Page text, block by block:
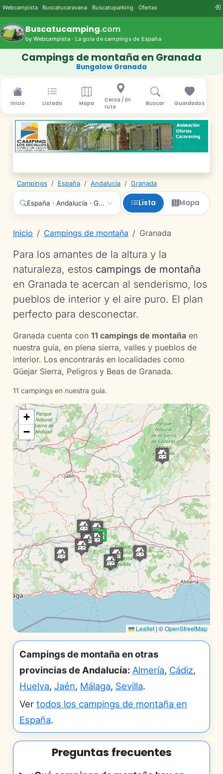
Webcampista Buscatucaravana Buscatuparking Ofertas
Buscatucamping.com
by Webcampista · La guía de campings de España
Campings de montaña en Granada
Bungalow Granada
Inicio Listado Mapa
Cerca / En
ruta
Buscar Guardados
Campings / España / Andalucía / Granada
España · Andalucía · Granada · Cualquier servicio
Lista Mapa
Inicio Campings de montaña Granada
Para los amantes de la altura y la
naturaleza, estos campings de montaña
en Granada te acercan al senderismo, los
pueblos de interior y el aire puro. El plan
perfecto para desconectar.
Granada cuenta con 11 campings de montaña en
nuestra guía, en plena sierra, valles y pueblos de
interior. Los encontrarás en localidades como
Güejar Sierra, Peligros y Beas de Granada.
11 campings en nuestra guía.
+
−
Leaflet | ©OpenStreetMap
Campings de montaña en otras
provincias de Andalucía: Almería, Cádiz,
Huelva, Jaén, Málaga, Sevilla.
Ver todos los campings de montaña en
España.
Preguntas frecuentes